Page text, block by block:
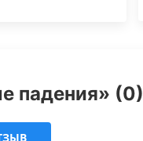
падения» (0)